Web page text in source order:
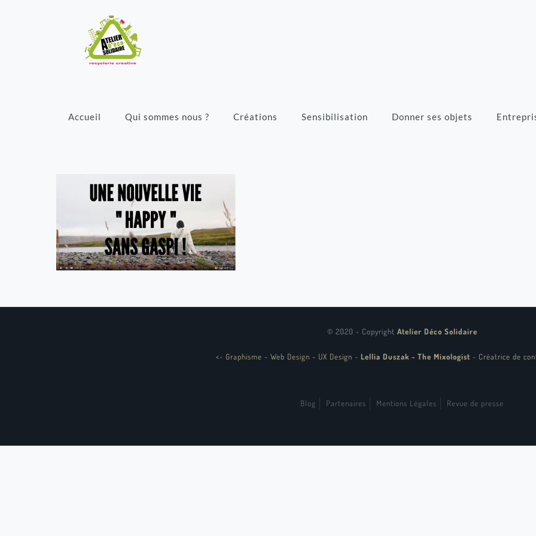
Accueil Qui sommes nous ? Créations Sensibilisation Donner ses objets
© 2020 - Copyright Atelier Déco Solidaire
<- Graphisme - Web Design - UX Design - Lellia Duszak - The Mixologist - Créatrice de
Blog Partenaires Mentions Légales Revue de presse